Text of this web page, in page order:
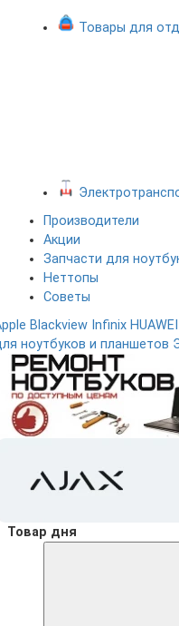
Товары для
Производители
Акции
Запчасти для
Неттопы
Советы
Blackview Infinix HUAWEI
ноутбуков и планшетов
Товар дня